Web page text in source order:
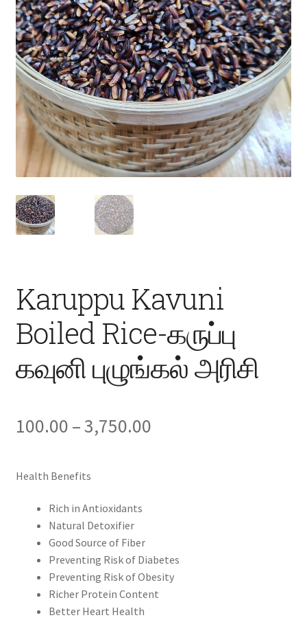
Fruits
More
Expand
child
menu
Karuppu Kavuni
Boiled Rice-கருப்பு
கவுனி புழுங்கல் அரிசி
100.00 –3,750.00Price
Health Benefits
Rich in Antioxidants
Natural Detoxifier
Good Source of Fiber
Preventing Risk of Diabetes
Preventing Risk of Obesity
Richer Protein Content
Better Heart Health